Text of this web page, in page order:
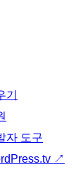
기
자 도구
↗